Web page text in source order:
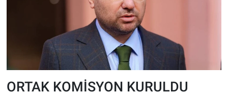
ORTAK KOMİSYON KURULDU